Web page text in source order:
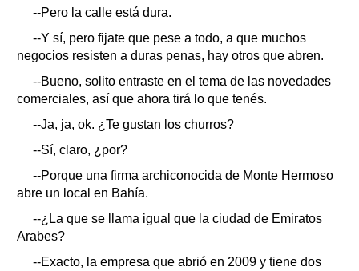
--Pero la calle está dura.
--Y sí, pero fijate que pese a todo, a que muchos
negocios resisten a duras penas, hay otros que abren.
--Bueno, solito entraste en el tema de las novedades
comerciales, así que ahora tirá lo que tenés.
--Ja, ja, ok. ¿Te gustan los churros?
--Sí, claro, ¿por?
--Porque una firma archiconocida de Monte Hermoso
abre un local en Bahía.
--¿La que se llama igual que la ciudad de Emiratos
Arabes?
--Exacto, la empresa que abrió en 2009 y tiene dos